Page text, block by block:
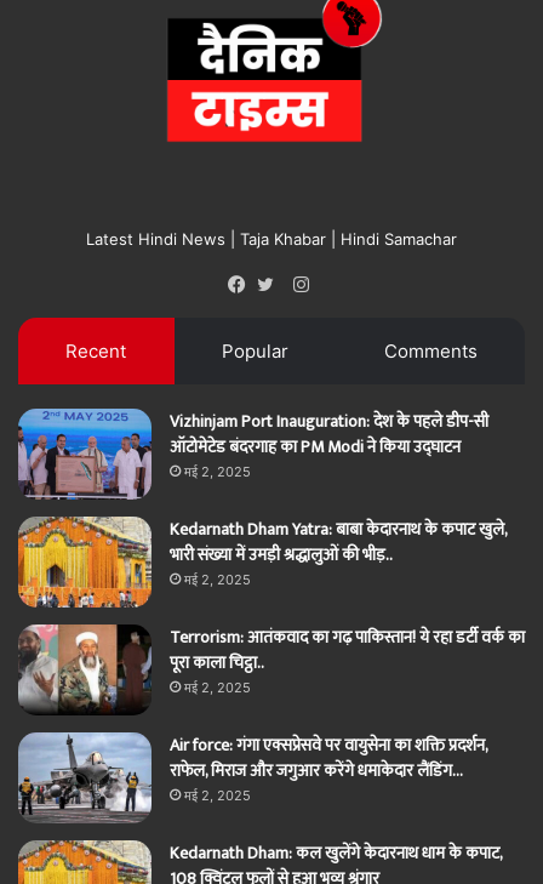
Latest Hindi News | Taja Khabar | Hindi Samachar
Instagram
Recent Popular Comments
Vizhinjam Port Inauguration: देश के पहले डीप-सी
ऑटोमेटेड बंदरगाह का PM Modi ने किया उद्घाटन
मई 2, 2025
Kedarnath Dham Yatra: बाबा केदारनाथ के कपाट खुले,
भारी संख्या में उमड़ी श्रद्धालुओं की भीड़..
मई 2, 2025
Terrorism: आतंकवाद का गढ़ पाकिस्तान! ये रहा डर्टी वर्क का
पूरा काला चिट्ठा..
मई 2, 2025
Air force: गंगा एक्सप्रेसवे पर वायुसेना का शक्ति प्रदर्शन,
राफेल, मिराज और जगुआर करेंगे धमाकेदार लैंडिंग…
मई 2, 2025
Kedarnath Dham: कल खुलेंगे केदारनाथ धाम के कपाट,
108 क्विंटल फूलों से हुआ भव्य श्रृंगार